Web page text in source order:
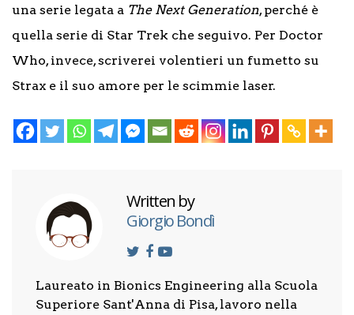
una serie legata a The Next Generation, perché è
quella serie di Star Trek che seguivo. Per Doctor
Who, invece, scriverei volentieri un fumetto su
Strax e il suo amore per le scimmie laser.
Written by
Giorgio Bondì
Laureato in Bionics Engineering alla Scuola
Superiore Sant'Anna di Pisa, lavoro nella